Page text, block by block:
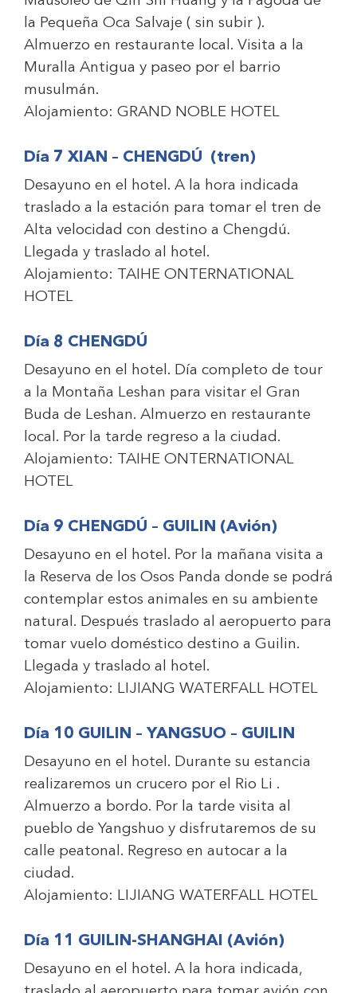
la Pequeña Oca Salvaje ( sin subir ).
Almuerzo en restaurante local. Visita a la
Muralla Antigua y paseo por el barrio
musulmán.
Alojamiento: GRAND NOBLE HOTEL
Día 7 XIAN – CHENGDÚ (tren)
Desayuno en el hotel. A la hora indicada
traslado a la estación para tomar el tren de
Alta velocidad con destino a Chengdú.
Llegada y traslado al hotel.
Alojamiento:
TAIHE ONTERNATIONAL
HOTEL
Día 8 CHENGDÚ
Desayuno en el hotel. Día completo de tour
a la Montaña Leshan para visitar el Gran
Buda de Leshan. Almuerzo en restaurante
local. Por la tarde regreso a la ciudad.
Alojamiento:
TAIHE ONTERNATIONAL
HOTEL
Día 9 CHENGDÚ – GUILIN (Avión)
Desayuno en el hotel. Por la mañana visita a
la Reserva de los Osos Panda donde se podrá
contemplar estos animales en su ambiente
natural. Después traslado al aeropuerto para
tomar vuelo doméstico destino a Guilin.
Llegada y traslado al hotel.
Alojamiento: LIJIANG WATERFALL HOTEL
Día 10 GUILIN – YANGSUO – GUILIN
Desayuno en el hotel. Durante su estancia
realizaremos un crucero por el Rio Li .
Almuerzo a bordo. Por la tarde visita al
pueblo de Yangshuo y disfrutaremos de su
calle peatonal. Regreso en autocar a la
ciudad.
Alojamiento: LIJIANG WATERFALL HOTEL
Día 11 GUILIN-SHANGHAI (Avión)
Desayuno en el hotel. A la hora indicada,